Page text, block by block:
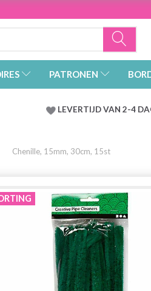
PATRONEN
LEVERTIJD VAN 2-4
Chenille, 15mm, 30cm, 15st